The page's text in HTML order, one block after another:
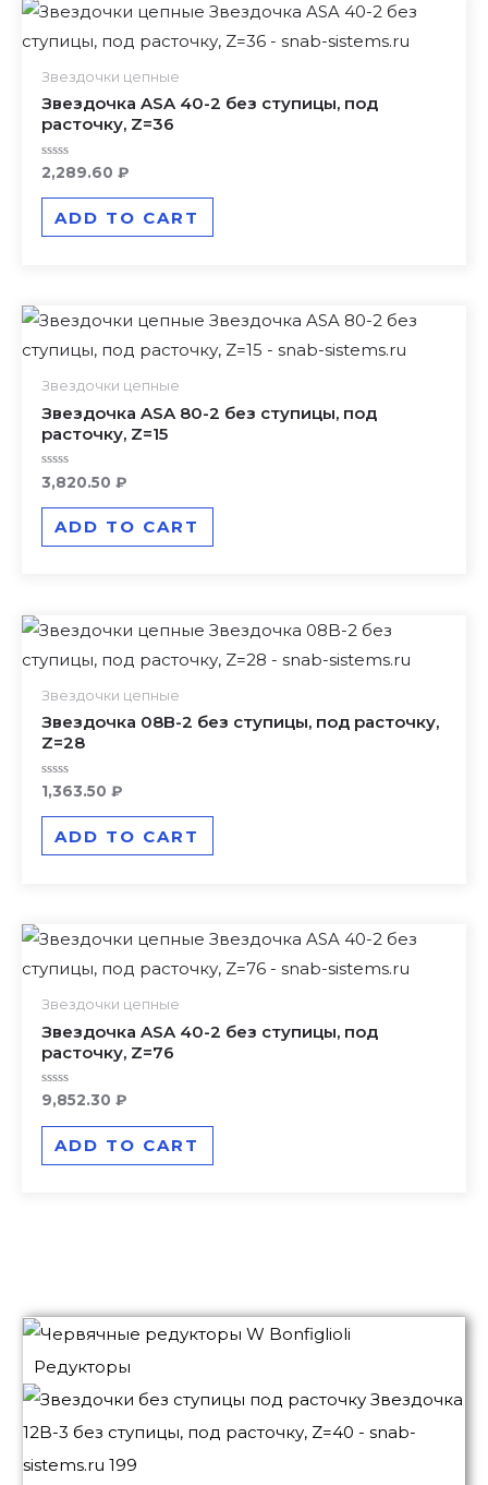
Редукторы
Звездочки цепные
Звездочка ASA 40-2 без ступицы, под
расточку, Z=36
Rated
out
2,289.60 ₽
ADD TO CART
Звездочки цепные
Звездочка ASA 80-2 без ступицы, под
расточку, Z=15
Rated
0
out
3,820.50 ₽
ADD TO CART
Звездочки цепные
Звездочка 08B-2 без ступицы, под расточку,
Z=28
Rated
out
1,363.50 ₽
ADD TO CART
Звездочки цепные
Звездочка ASA 40-2 без ступицы, под
расточку, Z=76
Rated
out
9,852.30 ₽
ADD TO CART